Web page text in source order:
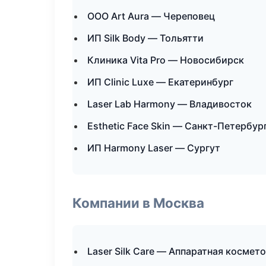
ООО Art Aura — Череповец
ИП Silk Body — Тольятти
Клиника Vita Pro — Новосибирск
ИП Clinic Luxe — Екатеринбург
Laser Lab Harmony — Владивосток
Esthetic Face Skin — Санкт-
ИП Harmony Laser — Сургут
Компании в Москва
Laser Silk Care — Аппаратная